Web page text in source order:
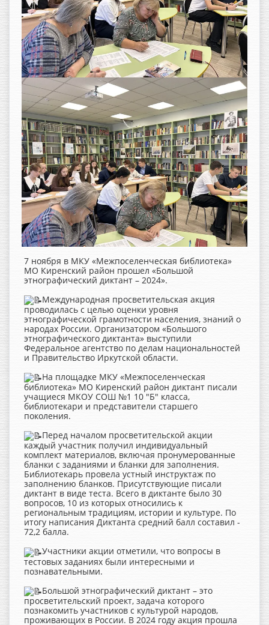
7 ноября в МКУ «Межпоселенческая библиотека»
МО Киренский район прошел «Большой
этнографический диктант – 2024».
Международная просветительская акция
проводилась с целью оценки уровня
этнографической грамотности населения, знаний о
народах России. Организатором «Большого
этнографического диктанта» выступили
Федеральное агентство по делам национальностей
и Правительство Иркутской области.
На площадке МКУ «Межпоселенческая
библиотека» МО Киренский район диктант писали
учащиеся МКОУ СОШ №1 10 "Б" класса,
библиотекари и представители старшего
поколения.
Перед началом просветительской акции
каждый участник получил индивидуальный
комплект материалов, включая пронумерованные
бланки с заданиями и бланки для заполнения.
Библиотекарь провела устный инструктаж по
заполнению бланков. Присутствующие писали
диктант в виде теста. Всего в диктанте было 30
вопросов, 10 из которых относились к
региональным традициям, истории и культуре. По
итогу написания Диктанта средний балл составил -
72,2 балла.
Участники акции отметили, что вопросы в
тестовых заданиях были интересными и
познавательными.
Большой этнографический диктант – это
просветительский проект, задача которого
познакомить участников с культурой народов,
проживающих в России. В 2024 году акция прошла